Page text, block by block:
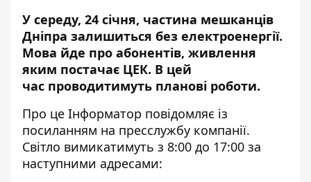
У середу, 24 січня, частина мешканців
Дніпра залишиться без електроенергії.
Мова йде про абонентів, живлення
яким постачає ЦЕК. В цей
час проводитимуть планові роботи.
Про це Інформатор повідомляє із
посиланням на пресслужбу компанії.
Світло вимикатимуть з 8:00 до 17:00 за
наступними адресами: